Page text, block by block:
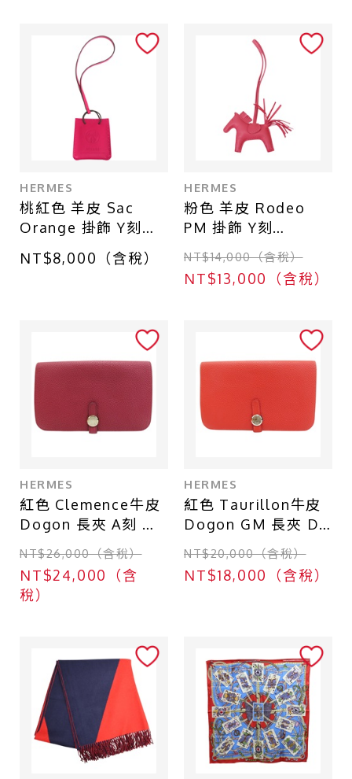
HERMES
桃紅色 羊皮 Sac
Orange 掛飾 Y刻
【HERMES 愛馬
仕】 Y刻/AM
NT$8,000（含稅）
HERMES
粉色 羊皮 Rodeo
PM 掛飾 Y刻
【HERMES 愛馬
仕】
NT$14,000（含稅）
NT$13,000（含稅）
HERMES
紅色 Clemence牛皮
Dogon 長夾 A刻 銀
扣【HERMES 愛馬
仕】
NT$26,000（含稅）
NT$24,000（含
稅）
HERMES
紅色 Taurillon牛皮
Dogon GM 長夾 D
刻 銀扣【HERMES
愛馬仕】
NT$20,000（含稅）
NT$18,000（含稅）